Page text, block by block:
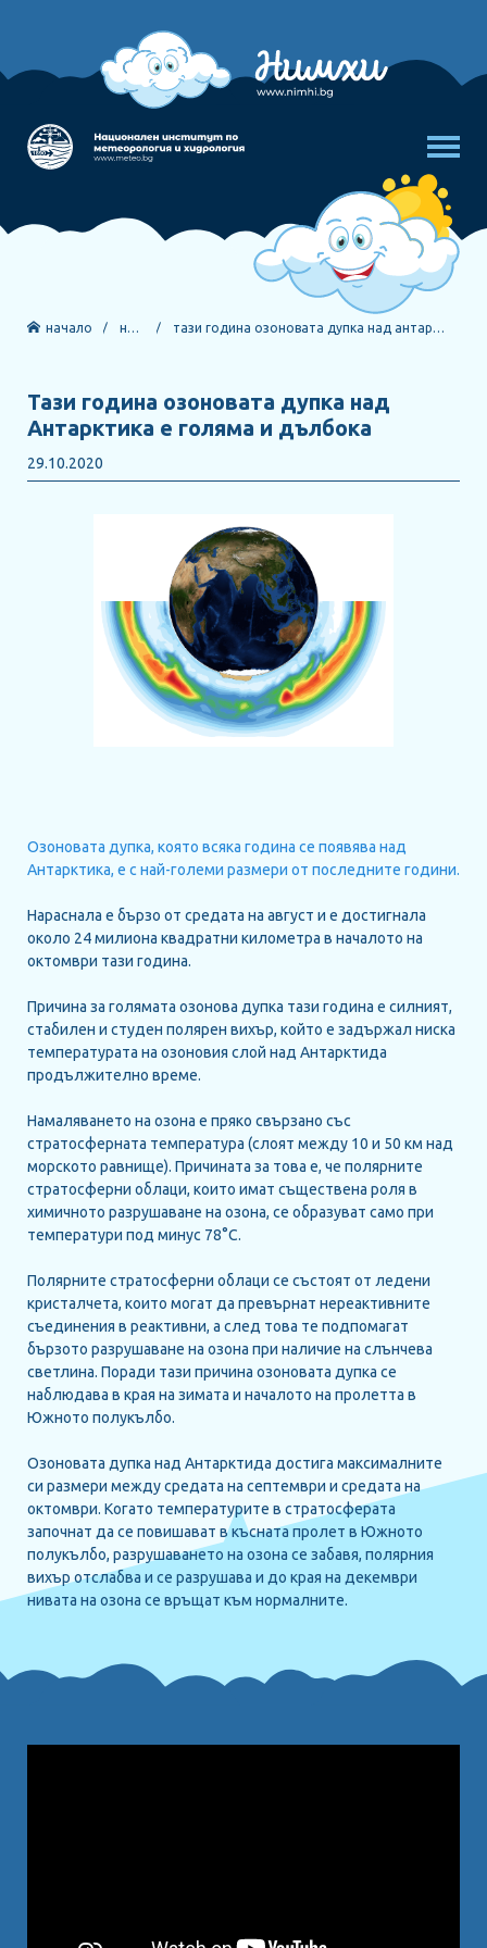
начало новини тази година озоновата дупка над антарктика
Тази година озоновата дупка над
Антарктика е голяма и дълбока
29.10.2020
Озоновата дупка, която всяка година се появява над
Антарктика, е с най-големи размери от последните години.
Нараснала е бързо от средата на август и е достигнала
около 24 милиона квадратни километра в началото на
октомври тази година.
Причина за голямата озонова дупка тази година е силният,
стабилен и студен полярен вихър, който е задържал ниска
температурата на озоновия слой над Антарктида
продължително време.
Намаляването на озона е пряко свързано със
стратосферната температура (слоят между 10 и 50 км над
морското равнище). Причината за това е, че полярните
стратосферни облаци, които имат съществена роля в
химичното разрушаване на озона, се образуват само при
температури под минус 78°С.
Полярните стратосферни облаци се състоят от ледени
кристалчета, които могат да превърнат нереактивните
съединения в реактивни, а след това те подпомагат
бързото разрушаване на озона при наличие на слънчева
светлина. Поради тази причина озоновата дупка се
наблюдава в края на зимата и началото на пролетта в
Южното полукълбо.
Озоновата дупка над Антарктида достига максималните
си размери между средата на септември и средата на
октомври. Когато температурите в стратосферата
започнат да се повишават в късната пролет в Южното
полукълбо, разрушаването на озона се забавя, полярния
вихър отслабва и се разрушава и до края на декември
нивата на озона се връщат към нормалните.
ИГРА НА ЗНАНИЯ
НОВИНИ
ЗА НАС
КОНТАКТ
ОБЩИ УСЛОВИЯ ЗА ПОЛЗВАНЕ
БИСКВИТКИ
ПОСЛЕДВАЙТЕ НИ